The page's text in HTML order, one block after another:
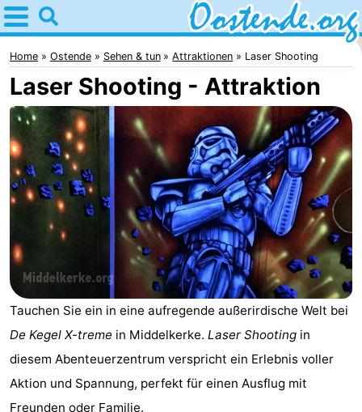
Home
Oostende
Tipps
Für
kindern
Übernachten
Appartements
Campingplätze
Ferienhäuser
-
Breeduyn
Village
Hippodroom
Hotels
Home Ostende Sehen & tun Attraktionen Laser Shooting
Laser Shooting - Attraktion
Tauchen Sie ein in eine aufregende außerirdische Welt bei
De Kegel X-treme in Middelkerke. Laser Shooting in
diesem Abenteuerzentrum verspricht ein Erlebnis voller
Aktion und Spannung, perfekt für einen Ausflug mit
Freunden oder Familie.